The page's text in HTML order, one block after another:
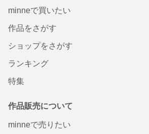
minneで買いたい
作品をさがす
ショップをさがす
ランキング
特集
作品販売について
minneで売りたい